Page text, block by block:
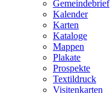
Gemeindebrief
Kalender
Karten
Kataloge
Mappen
Plakate
Prospekte
Textildruck
Visitenkarten